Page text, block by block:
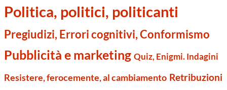
Politica, politici, politicanti
Pregiudizi, Errori cognitivi, Conformismo
Pubblicità e marketing Quiz, Enigmi. Indagini
Resistere, ferocemente, al cambiamento Retribuzioni